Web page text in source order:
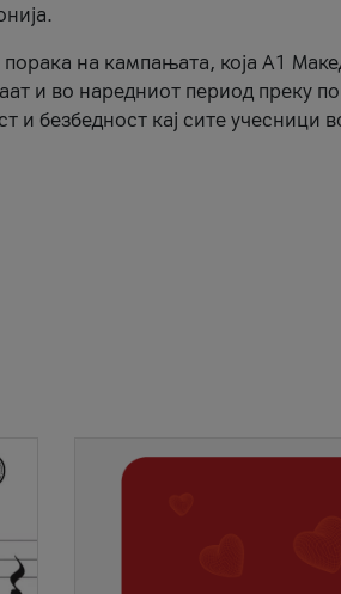
на кампањата, која A1
и во наредниот период преку
и безбедност кај сите учесници